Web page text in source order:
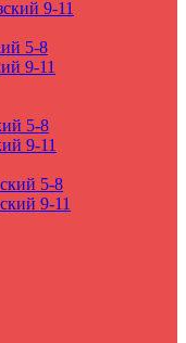
9-11
5-8
9-11
5-8
9-11
5-8
9-11